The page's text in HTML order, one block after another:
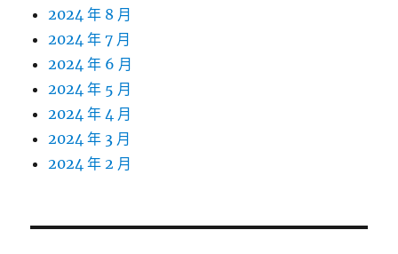
2024 年 8 月
2024 年 7 月
2024 年 6 月
2024 年 5 月
2024 年 4 月
2024 年 3 月
2024 年 2 月